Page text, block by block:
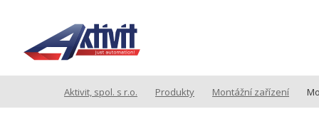
Aktivit, spol. s r.o. Produkty Montážní zařízení